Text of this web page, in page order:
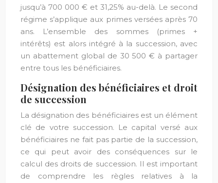
jusqu’à 700 000 € et 31,25% au-delà. Le second
régime s’applique aux primes versées après 70
ans. L’ensemble des sommes (primes +
intérêts) est alors intégré à la succession, avec
un abattement global de 30 500 € à partager
entre tous les bénéficiaires.
Désignation des bénéficiaires et droit
de succession
La désignation des bénéficiaires est un élément
clé de votre succession. Le capital versé aux
bénéficiaires ne fait pas partie de la succession,
ce qui peut avoir des conséquences sur le
calcul des droits de succession. Il est important
de comprendre les règles relatives à la